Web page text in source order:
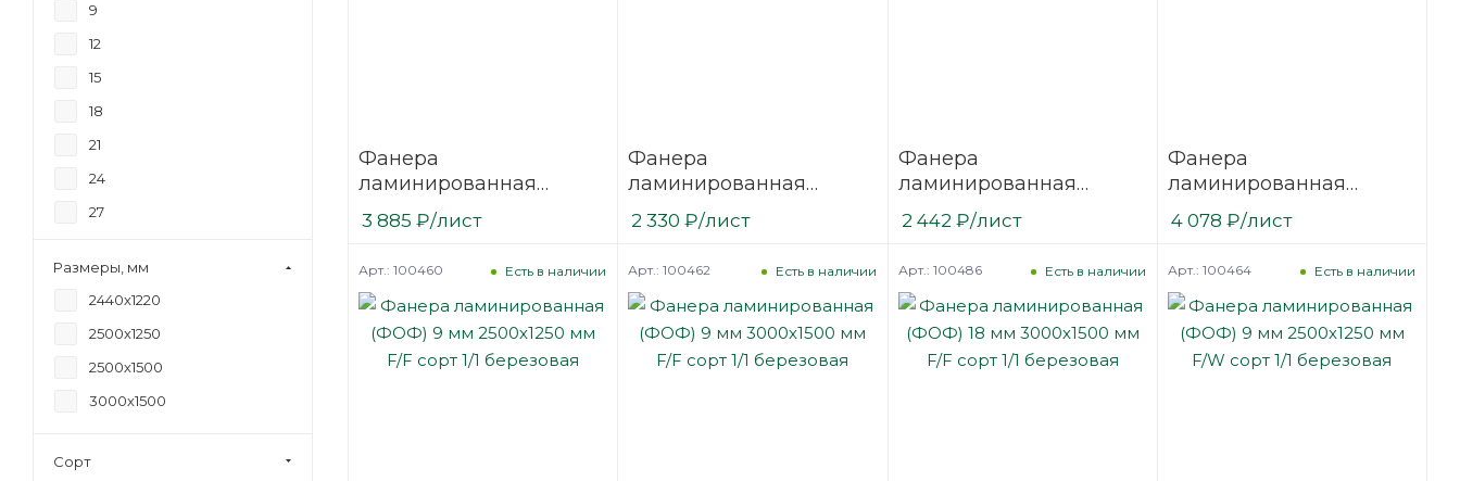
Фанера
ламинированная
(ФОФ) 18 мм 2440х1220
мм F/F сорт 1/1
3 885 ₽/лист
Фанера
ламинированная
(ФОФ) 6 мм 2500х1250
мм F/F сорт 1/1
2 330 ₽/лист
Фанера
ламинированная
(ФОФ) 6 мм 2500х1250
мм F/W сорт 1/1
2 442 ₽/лист
Фанера
ламинированная
(ФОФ) 18 мм 2500х1250
мм F/F сорт 1/1
4 078 ₽/лист
Есть в наличии
Арт.: 100460 Есть в наличии
Арт.: 100462 Есть в наличии
Арт.: 100486 Есть в наличии
Арт.: 100464
9
12
15
18
21
24
27
Размеры, мм
2440х1220
2500х1250
2500х1500
3000х1500
Сорт